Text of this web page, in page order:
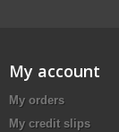
My account
My orders
My credit slips